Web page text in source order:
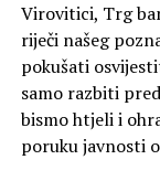
Virovitici, Trg
riječi našeg
pokušati
samo razbiti
bismo htjeli i
poruku javnosti